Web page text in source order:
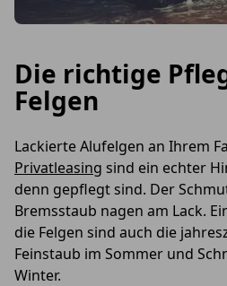
Die richtige
Felgen
Lackierte Alufelgen an Ihrem
Privatleasing sind ein echter
denn gepflegt sind. Der
Bremsstaub nagen am Lack.
die Felgen sind auch die
Feinstaub im Sommer und
Winter.